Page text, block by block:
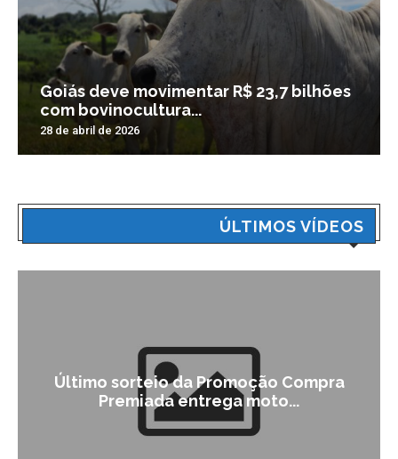
Goiás deve movimentar R$ 23,7 bilhões
com bovinocultura...
28 de abril de 2026
ÚLTIMOS VÍDEOS
Último sorteio da Promoção Compra
Premiada entrega moto...